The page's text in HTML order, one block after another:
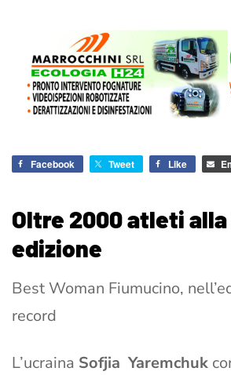
Facebook Tweet Like
Oltre 2000 atleti alla
edizione
Best Woman Fiumucino,
record
L’ucraina Sofjia Yaremchuk